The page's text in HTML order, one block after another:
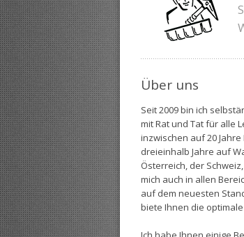
Über uns
Seit 2009 bin ich
mit Rat und Tat für alle
inzwischen auf 20
dreieinhalb Jahre auf
Österreich, der
mich auch in allen
auf dem neuesten
biete Ihnen die